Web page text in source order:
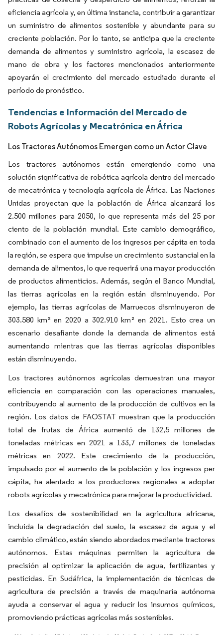
eficiencia agrícola y, en última instancia, contribuir a garantizar
un suministro de alimentos sostenible y abundante para su
creciente población. Por lo tanto, se anticipa que la creciente
demanda de alimentos y suministro agrícola, la escasez de
mano de obra y los factores mencionados anteriormente
apoyarán el crecimiento del mercado estudiado durante el
período de pronóstico.
Tendencias e Información del Mercado de
Robots Agrícolas y Mecatrónica en África
Los Tractores Autónomos Emergen como un Actor Clave
Los tractores autónomos están emergiendo como una
solución significativa de robótica agrícola dentro del mercado
de mecatrónica y tecnología agrícola de África. Las Naciones
Unidas proyectan que la población de África alcanzará los
2.500 millones para 2050, lo que representa más del 25 por
ciento de la población mundial. Este cambio demográfico,
combinado con el aumento de los ingresos per cápita en toda
la región, se espera que impulse un crecimiento sustancial en la
demanda de alimentos, lo que requerirá una mayor producción
de productos alimenticios. Además, según el Banco Mundial,
las tierras agrícolas en la región están disminuyendo. Por
ejemplo, las tierras agrícolas de Marruecos disminuyeron de
303.580 km² en 2020 a 302.910 km² en 2021. Esto crea un
escenario desafiante donde la demanda de alimentos está
aumentando mientras que las tierras agrícolas disponibles
están disminuyendo.
Los tractores autónomos agrícolas demuestran una mayor
eficiencia en comparación con las operaciones manuales,
contribuyendo al aumento de la producción de cultivos en la
región. Los datos de FAOSTAT muestran que la producción
total de frutas de África aumentó de 132,5 millones de
toneladas métricas en 2021 a 133,7 millones de toneladas
métricas en 2022. Este crecimiento de la producción,
impulsado por el aumento de la población y los ingresos per
cápita, ha alentado a los productores regionales a adoptar
robots agrícolas y mecatrónica para mejorar la productividad.
Los desafíos de sostenibilidad en la agricultura africana,
incluida la degradación del suelo, la escasez de agua y el
cambio climático, están siendo abordados mediante tractores
autónomos. Estas máquinas permiten la agricultura de
precisión al optimizar la aplicación de agua, fertilizantes y
pesticidas. En Sudáfrica, la implementación de técnicas de
agricultura de precisión a través de maquinaria autónoma
ayuda a conservar el agua y reducir los insumos químicos,
promoviendo prácticas agrícolas más sostenibles.